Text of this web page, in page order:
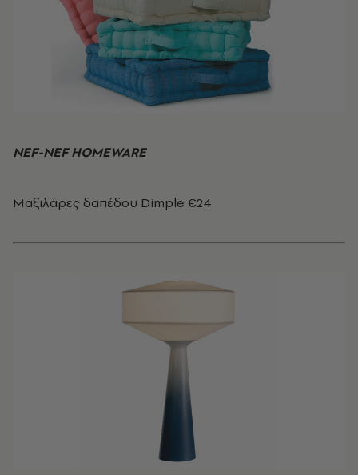
NEF-NEF HOMEWARE
Μαξιλάρες δαπέδου Dimple €24